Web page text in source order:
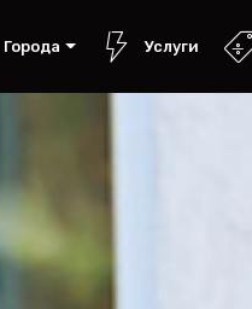
Города Услуги